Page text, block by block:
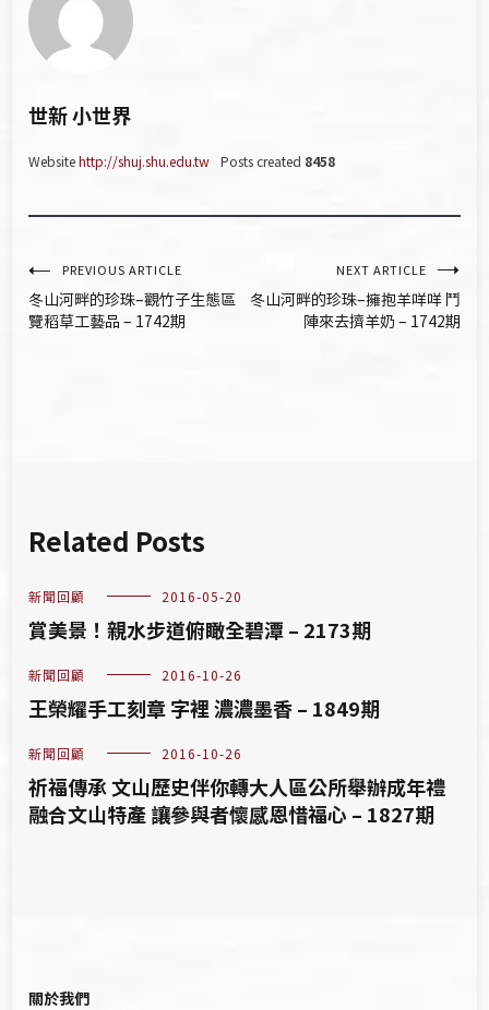
世新 小世界
Websitehttp://shuj.shu.edu.tw Posts created 8458
文
章
PREVIOUS ARTICLE
冬山河畔的珍珠–觀竹子生態區
覽稻草工藝品 – 1742期
NEXT ARTICLE
冬山河畔的珍珠–擁抱羊咩咩 鬥
陣來去擠羊奶 – 1742期
Related Posts
新聞回顧 2016-05-20
賞美景！親水步道俯瞰全碧潭 – 2173期
新聞回顧 2016-10-26
王榮耀手工刻章 字裡 濃濃墨香 – 1849期
新聞回顧 2016-10-26
祈福傳承 文山歷史伴你轉大人區公所舉辦成年禮
融合文山特產 讓參與者懷感恩惜福心 – 1827期
關於我們